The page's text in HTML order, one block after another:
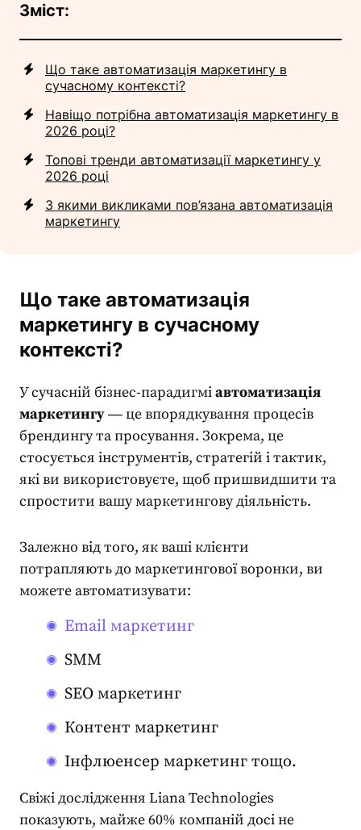
Зміст:
Що таке автоматизація маркетингу в
сучасному контексті?
Навіщо потрібна автоматизація маркетингу в
2026 році?
Топові тренди автоматизації маркетингу у
2026 році
З якими викликами пов’язана автоматизація
маркетингу
Що таке автоматизація
маркетингу в сучасному
контексті?
У сучасній бізнес-парадигміавтоматизація
маркетингу― цевпорядкування процесів
брендингу та просування. Зокрема, це
стосується інструментів, стратегій і тактик,
які ви використовуєте, щоб пришвидшити та
спростити вашу маркетингову діяльність.
Залежно від того, як ваші клієнти
потрапляють до маркетингової воронки, ви
можете автоматизувати:
Email маркетинг
SMM
SEO маркетинг
Контент маркетинг
Інфлюенсер маркетинг тощо.
Свіжі дослідження Liana Technologies
показують, майже 60% компаній досі не